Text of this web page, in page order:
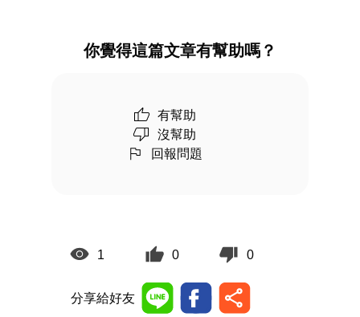
你覺得這篇文章有幫助嗎？
有幫助
沒幫助
回報問題
1 0 0
分享給好友